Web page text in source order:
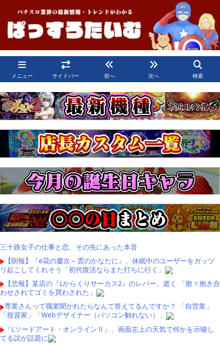
メニュー サイドバー 前へ 次へ 検索
三十路女子の仕事と恋、その先にあった本音
【朗報】『e花の慶次～雲のかなたに』、休眠中のユーザーをガッツ
リ起こしてくれそう「初代復活ならまた打ちに行く」
【悲報】某店の『Lからくりサーカス2』のレバー、逝く 「散々抱き合
わせされてゴミを買わされた」
専業さんって職業聞かれたらなんて答えてるんですか？ 「自営業」
「投資家」「Webデザイナー（パソコン触れない）」
『Lソードアート・オンラインⅡ』、画面左上の天気で何かを示唆し
てる説が話題に